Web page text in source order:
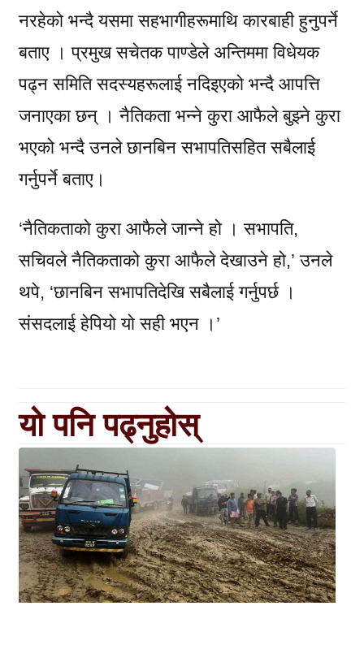
नरहेको भन्दै यसमा सहभागीहरूमाथि कारबाही हुनुपर्ने
बताए । प्रमुख सचेतक पाण्डेले अन्तिममा विधेयक
पढ्न समिति सदस्यहरूलाई नदिइएको भन्दै आपत्ति
जनाएका छन् । नैतिकता भन्ने कुरा आफैले बुझ्ने कुरा
भएको भन्दै उनले छानबिन सभापतिसहित सबैलाई
गर्नुपर्ने बताए।
‘नैतिकताको कुरा आफैले जान्ने हो । सभापति,
सचिवले नैतिकताको कुरा आफैले देखाउने हो,’ उनले
थपे, ‘छानबिन सभापतिदेखि सबैलाई गर्नुपर्छ ।
संसदलाई हेपियो यो सही भएन ।’
यो पनि पढ्नुहोस्